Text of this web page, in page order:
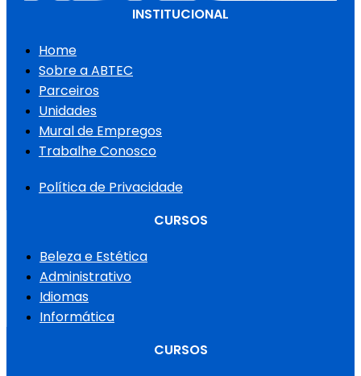
INSTITUCIONAL
Home
Sobre a ABTEC
Parceiros
Unidades
Mural de Empregos
Trabalhe Conosco
Política de Privacidade
CURSOS
Beleza e Estética
Administrativo
Idiomas
Informática
CURSOS